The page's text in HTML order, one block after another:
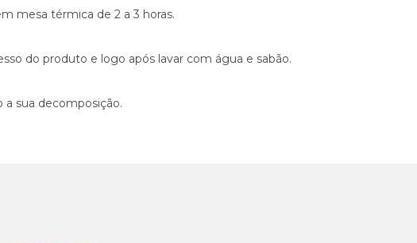
mesa térmica de 2 a 3 horas.
do produto e logo após lavar com água e sabão.
sua decomposição.